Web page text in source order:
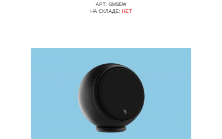
АРТ: GMSEW
НА СКЛАДЕ: НЕТ